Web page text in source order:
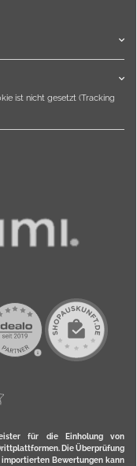
ist nicht gesetzt (Tracking
für die Einholung von
Die Überprüfung
Bewertungen kann